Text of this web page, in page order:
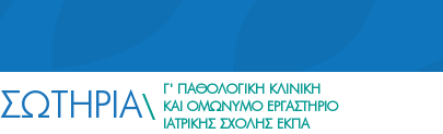
ΣΩΤΗΡΙΑ
Γ' ΠΑΘΟΛΟΓΙΚΗ ΚΛΙΝΙΚΗ
ΚΑΙ ΟΜΩΝΥΜΟ ΕΡΓΑΣΤΗΡΙΟ
ΙΑΤΡΙΚΗΣ ΣΧΟΛΗΣ ΕΚΠΑ